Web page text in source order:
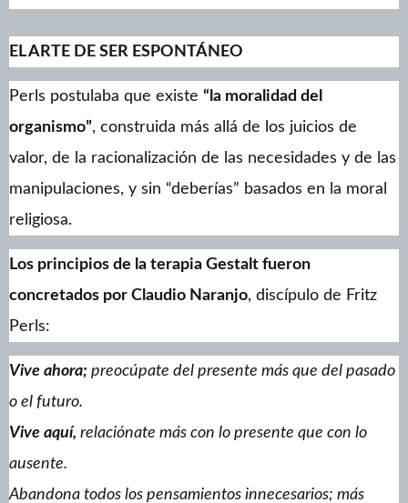
EL ARTE DE SER ESPONTÁNEO
Perls postulaba que existe “la moralidad del
organismo”, construida más allá de los juicios de
valor, de la racionalización de las necesidades y de las
manipulaciones, y sin “deberías” basados en la moral
religiosa.
Los principios de la terapia Gestalt fueron
concretados por Claudio Naranjo, discípulo de Fritz
Perls:
Vive ahora; preocúpate del presente más que del pasado
o el futuro.
Vive aquí, relaciónate más con lo presente que con lo
ausente.
Abandona todos los pensamientos innecesarios; más